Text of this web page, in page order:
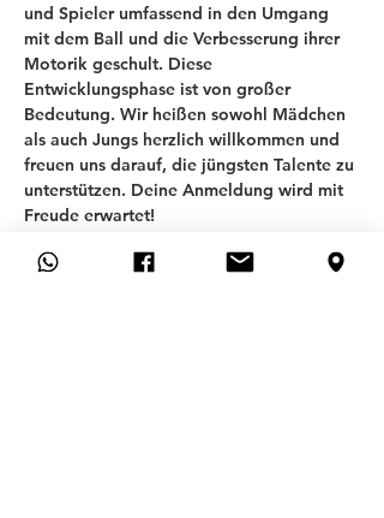
und Spieler umfassend in den Umgang
mit dem Ball und die Verbesserung ihrer
Motorik geschult. Diese
Entwicklungsphase ist von großer
Bedeutung. Wir heißen sowohl Mädchen
als auch Jungs herzlich willkommen und
freuen uns darauf, die jüngsten Talente zu
unterstützen. Deine Anmeldung wird mit
Freude erwartet!